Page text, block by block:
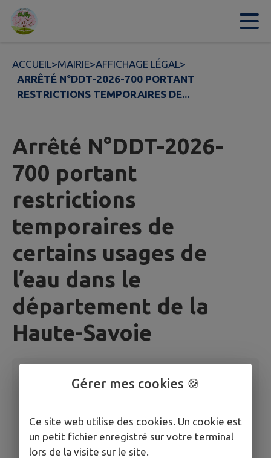
Contenu
ACCUEIL>MAIRIE>AFFICHAGE LÉGAL>
ARRÊTÉ N°DDT-2026-700 PORTANT
RESTRICTIONS TEMPORAIRES DE...
Arrêté N°DDT-2026-
700 portant
restrictions
temporaires de
certains usages de
l’eau dans le
département de la
Haute-Savoie
23/06/2026 à 07:25
Arrêté N°DDT-2026-700 portant restrictions
temporaires de certains usages de l’eau en
Hte Savoie
Gérer mes cookies 🍪
Ce site web utilise des cookies. Un cookie est
un petit fichier enregistré sur votre terminal
lors de la visite sur le site.